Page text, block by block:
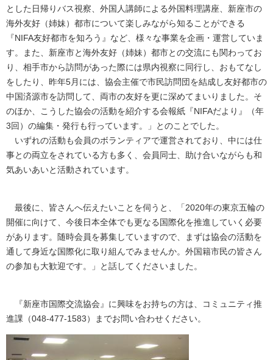
とした日帰りバス視察、外国人講師による外国料理講座、新座市の
海外友好（姉妹）都市について楽しみながら知ることができる
『NIFA友好都市を知ろう』など、様々な事業を企画・運営していま
す。また、新座市と海外友好（姉妹）都市との交流にも関わってお
り、相手市から訪問があった際には県内視察に同行し、おもてなし
をしたり、昨年5月には、協会主催で市民訪問団を結成し友好都市の
中国済源市を訪問して、両市の友好を更に深めてまいりました。そ
のほか、こうした協会の活動を紹介する会報紙『NIFAだより』（年
3回）の編集・発行も行っています。」とのことでした。
いずれの活動も会員のボランティアで運営されており、中には仕
事との両立をされている方も多く、会員同士、助け合いながらも和
気あいあいと活動されています。
最後に、皆さんへ伝えたいことを伺うと、「2020年の東京五輪の
開催に向けて、今後日本全体でも更なる国際化を推進していく必要
があります。随時会員を募集していますので、まずは協会の活動を
通して身近な国際化に取り組んでみませんか。外国籍市民の皆さん
の参加も大歓迎です。」と話してくださいました。
『新座市国際交流協会』に興味をお持ちの方は、コミュニティ推
進課（048-477-1583）までお問い合わせください。